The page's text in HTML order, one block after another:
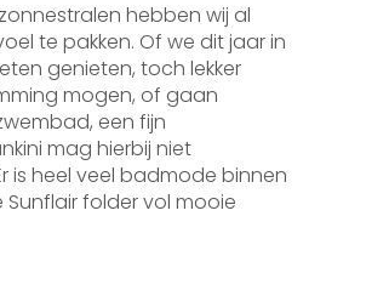
hebben wij al
te pakken. Of we dit jaar in
genieten, toch lekker
mogen, of gaan
een fijn
mag hierbij niet
is heel veel badmode binnen
folder vol mooie